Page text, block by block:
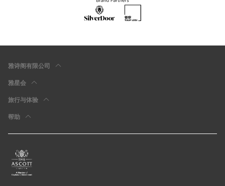
雅诗阁有限公司
雅星会
旅行与体验
帮助